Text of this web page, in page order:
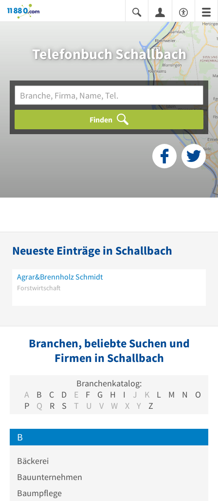
11880.com
Telefonbuch Schallbach
Finden
Neueste Einträge in Schallbach
Agrar&Brennholz Schmidt
Forstwirtschaft
Branchen, beliebte Suchen und
Firmen in Schallbach
Branchenkatalog:
A
B C D E F G H I J K L M N
O
P
Q R S T U V W X Y Z
B
Bäckerei
Bauunternehmen
Baumpflege